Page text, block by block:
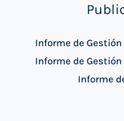
Informe de
Informe de
Informe